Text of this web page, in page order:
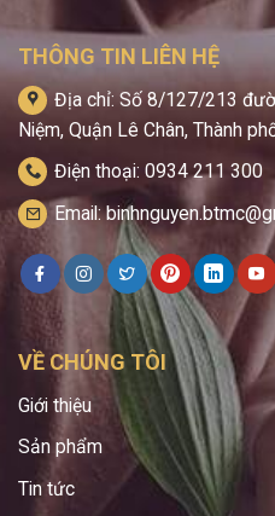
THÔNG TIN LIÊN HỆ
Địa chỉ: Số 8/127/213
Niệm, Quận Lê Chân, Thành
Điện thoại: 0934 211 300
Email:
VỀ CHÚNG TÔI
Giới thiệu
Sản phẩm
Tin tức